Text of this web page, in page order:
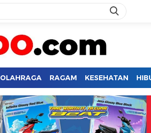
OLAHRAGA RAGAM KESEHATAN